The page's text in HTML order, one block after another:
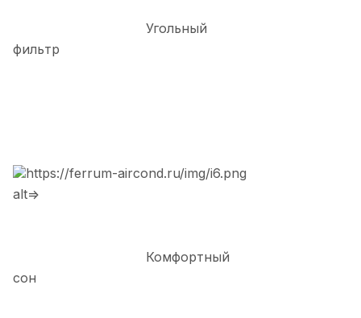
Угольный
фильтр
https://ferrum-aircond.ru/img/i6.png
alt=>
Комфортный
сон